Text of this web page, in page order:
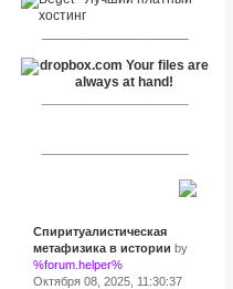
Спиритуалистическая
метафизика в истории by
%forum.helper%
Октября 08, 2025, 11:30:37